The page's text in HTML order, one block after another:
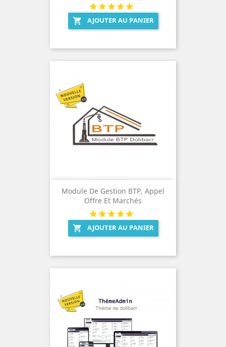
 AJOUTER AU PANIER
Module De Gestion BTP, Appel
Offre Et Marchés
 AJOUTER AU PANIER